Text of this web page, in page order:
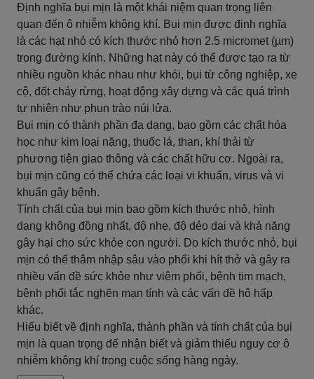
Định nghĩa bụi mịn là một khái niệm quan trọng liên
quan đến ô nhiễm không khí. Bụi mịn được định nghĩa
là các hạt nhỏ có kích thước nhỏ hơn 2.5 micromet (µm)
trong đường kính. Những hạt này có thể được tạo ra từ
nhiều nguồn khác nhau như khói, bụi từ công nghiệp, xe
cộ, đốt cháy rừng, hoạt động xây dựng và các quá trình
tự nhiên như phun trào núi lửa.
Bụi mịn có thành phần đa dạng, bao gồm các chất hóa
học như kim loại nặng, thuốc lá, than, khí thải từ
phương tiện giao thông và các chất hữu cơ. Ngoài ra,
bụi mịn cũng có thể chứa các loại vi khuẩn, virus và vi
khuẩn gây bệnh.
Tính chất của bụi mịn bao gồm kích thước nhỏ, hình
dạng không đồng nhất, độ nhẹ, độ dẻo dai và khả năng
gây hại cho sức khỏe con người. Do kích thước nhỏ, bụi
mịn có thể thâm nhập sâu vào phổi khi hít thở và gây ra
nhiều vấn đề sức khỏe như viêm phổi, bệnh tim mạch,
bệnh phổi tắc nghẽn mạn tính và các vấn đề hô hấp
khác.
Hiểu biết về định nghĩa, thành phần và tính chất của bụi
mịn là quan trọng để nhận biết và giảm thiểu nguy cơ ô
nhiễm không khí trong cuộc sống hàng ngày.